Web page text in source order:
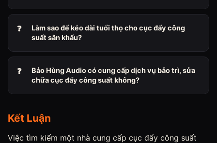
Làm sao để kéo dài tuổi thọ cho cục đẩy công
suất sân khấu?
Bảo Hùng Audio có cung cấp dịch vụ bảo trì, sửa
chữa cục đẩy công suất không?
Kết Luận
Việc tìm kiếm một nhà cung cấp cục đẩy công suất